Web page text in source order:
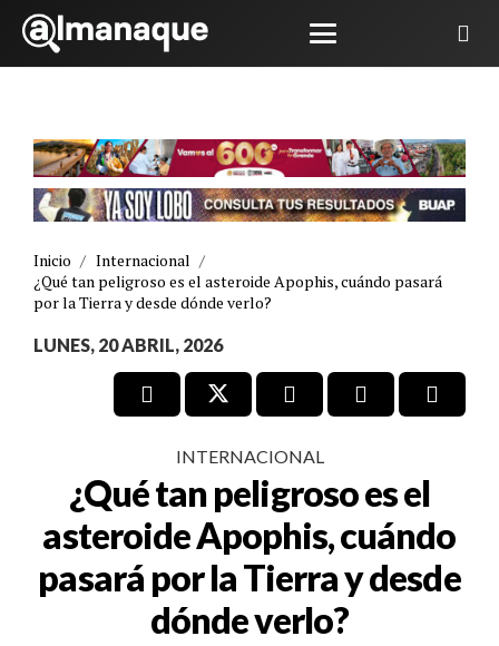
Inicio / Internacional /
¿Qué tan peligroso es el asteroide Apophis, cuándo pasará
por la Tierra y desde dónde verlo?
LUNES, 20 ABRIL, 2026
INTERNACIONAL
¿Qué tan peligroso es el
asteroide Apophis, cuándo
pasará por la Tierra y desde
dónde verlo?